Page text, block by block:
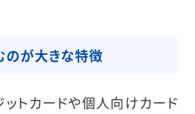
のが大きな特徴
トカードや個人向けカード